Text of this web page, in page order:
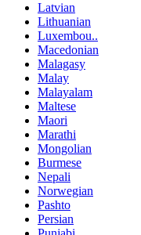
Latvian
Lithuanian
Luxembou..
Macedonian
Malagasy
Malay
Malayalam
Maltese
Maori
Marathi
Mongolian
Burmese
Nepali
Norwegian
Pashto
Persian